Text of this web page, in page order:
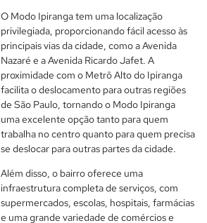
O Modo Ipiranga tem uma localização
privilegiada, proporcionando fácil acesso às
principais vias da cidade, como a Avenida
Nazaré e a Avenida Ricardo Jafet. A
proximidade com o Metrô Alto do Ipiranga
facilita o deslocamento para outras regiões
de São Paulo, tornando o Modo Ipiranga
uma excelente opção tanto para quem
trabalha no centro quanto para quem precisa
se deslocar para outras partes da cidade.
Além disso, o bairro oferece uma
infraestrutura completa de serviços, com
supermercados, escolas, hospitais, farmácias
e uma grande variedade de comércios e